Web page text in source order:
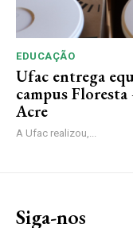
EDUCAÇÃO
Ufac entrega
campus
Acre
A Ufac realizou,...
Siga-nos